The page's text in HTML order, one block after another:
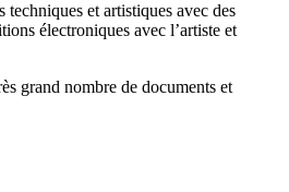
et artistiques avec des
électroniques avec l’artiste et
grand nombre de documents et